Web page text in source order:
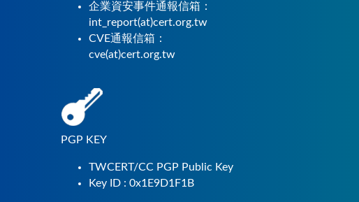
企業資安事件通報信箱：
int_report(at)cert.org.tw
CVE通報信箱：
cve(at)cert.org.tw
PGP KEY
TWCERT/CC PGP Public Key
Key ID : 0x1E9D1F1B